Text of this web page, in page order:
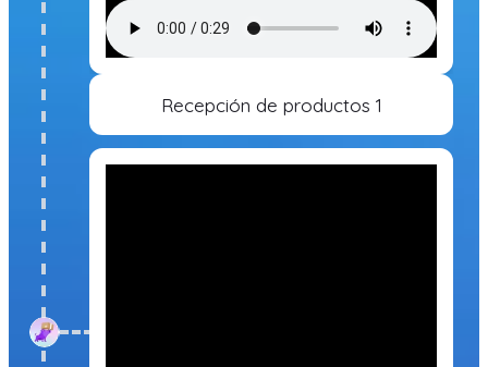
Recepción de productos 1